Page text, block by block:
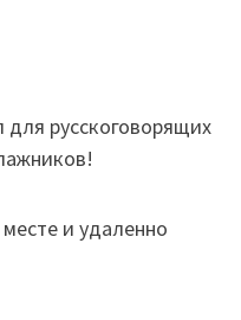
русскоговорящих
и удаленно